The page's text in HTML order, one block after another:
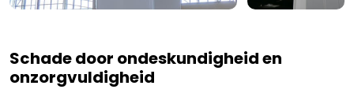
Schade door ondeskundigheid en
onzorgvuldigheid